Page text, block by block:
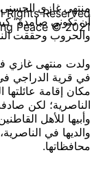
Rights Reserved.
Peace © 2021
منتهى غازي
أن تكوني صامدة”
والحروب وحققت
في قرية الدراجي
مكان إقامة عائلتها
الناصرية؛ لكن
وأبيها للأهل
والديها في
محافظاتها.